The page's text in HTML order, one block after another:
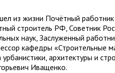
из жизни Почётный
строитель РФ, Советник
наук, Заслуженный
кафедры «Строительные
архитектуры и
Иващенко.